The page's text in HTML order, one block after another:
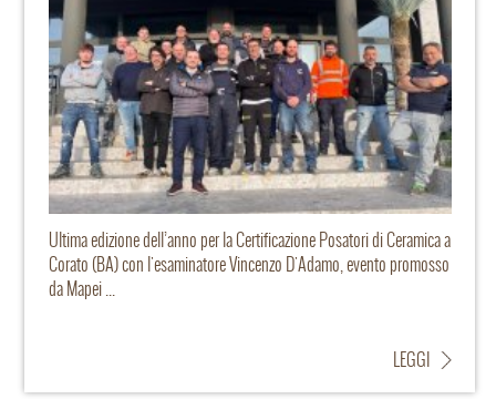
Ultima edizione dell’anno per la Certificazione Posatori di Ceramica a
Corato (BA) con l'esaminatore Vincenzo D'Adamo, evento promosso
da Mapei ...
LEGGI